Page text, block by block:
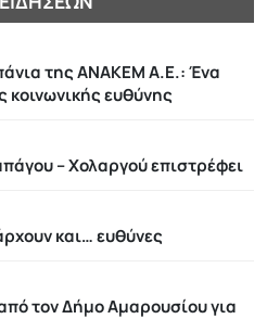
της ΑΝΑΚΕΜ Α.Ε.: Ένα
ευθύνης
– Χολαργού επιστρέφει
και… ευθύνες
τον Δήμο Αμαρουσίου για